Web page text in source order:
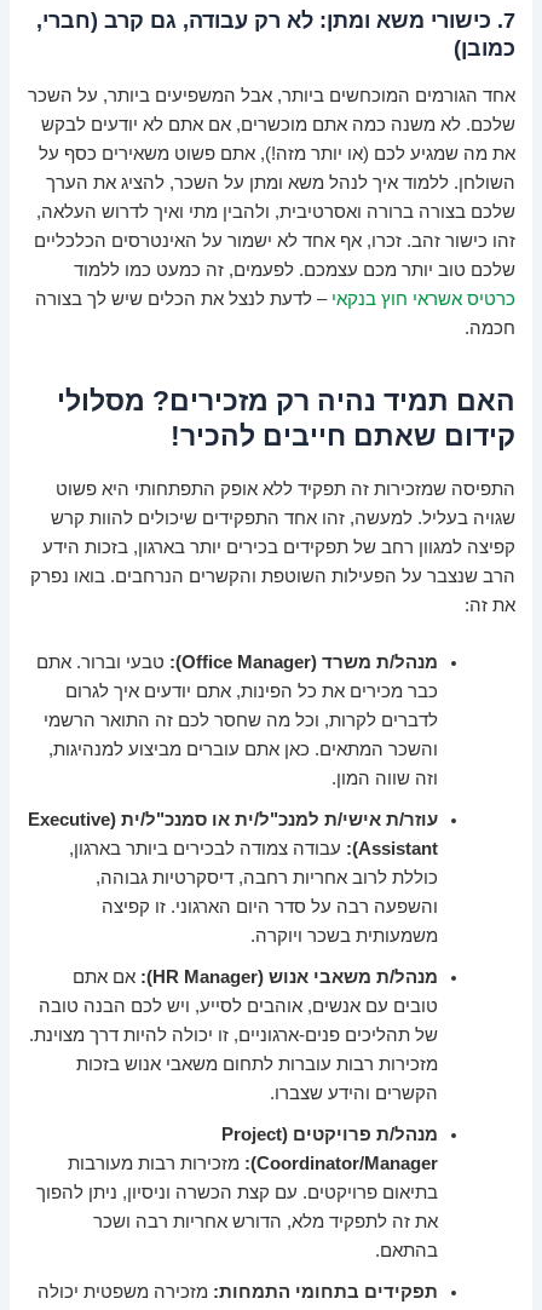
7. כישורי משא ומתן: לא רק עבודה, גם קרב (חברי,
כמובן)
אחד הגורמים המוכחשים ביותר, אבל המשפיעים ביותר, על השכר
שלכם. לא משנה כמה אתם מוכשרים, אם אתם לא יודעים לבקש
את מה שמגיע לכם (או יותר מזה!), אתם פשוט משאירים כסף על
השולחן. ללמוד איך לנהל משא ומתן על השכר, להציג את הערך
שלכם בצורה ברורה ואסרטיבית, ולהבין מתי ואיך לדרוש העלאה,
זהו כישור זהב. זכרו, אף אחד לא ישמור על האינטרסים הכלכליים
שלכם טוב יותר מכם עצמכם. לפעמים, זה כמעט כמו ללמוד
כרטיס אשראי חוץ בנקאי – לדעת לנצל את הכלים שיש לך בצורה
חכמה.
האם תמיד נהיה רק מזכירים? מסלולי
קידום שאתם חייבים להכיר!
התפיסה שמזכירות זה תפקיד ללא אופק התפתחותי היא פשוט
שגויה בעליל. למעשה, זהו אחד התפקידים שיכולים להוות קרש
קפיצה למגוון רחב של תפקידים בכירים יותר בארגון, בזכות הידע
הרב שנצבר על הפעילות השוטפת והקשרים הנרחבים. בואו נפרק
את זה:
מנהל/ת משרד (Office Manager):
טבעי וברור. אתם
כבר מכירים את כל הפינות, אתם יודעים איך לגרום
לדברים לקרות, וכל מה שחסר לכם זה התואר הרשמי
והשכר המתאים. כאן אתם עוברים מביצוע למנהיגות,
וזה שווה המון.
עוזר/ת אישי/ת למנכ"ל/ית או סמנכ"ל/ית (Executive
Assistant):
עבודה צמודה לבכירים ביותר בארגון,
כוללת לרוב אחריות רחבה, דיסקרטיות גבוהה,
והשפעה רבה על סדר היום הארגוני. זו קפיצה
משמעותית בשכר ויוקרה.
מנהל/ת משאבי אנוש (HR Manager):
אם אתם
טובים עם אנשים, אוהבים לסייע, ויש לכם הבנה טובה
של תהליכים פנים-ארגוניים, זו יכולה להיות דרך מצוינת.
מזכירות רבות עוברות לתחום משאבי אנוש בזכות
הקשרים והידע שצברו.
מנהל/ת פרויקטים (Project
Coordinator/Manager):
מזכירות רבות מעורבות
בתיאום פרויקטים. עם קצת הכשרה וניסיון, ניתן להפוך
את זה לתפקיד מלא, הדורש אחריות רבה ושכר
בהתאם.
תפקידים בתחומי התמחות: מזכירה משפטית יכולה